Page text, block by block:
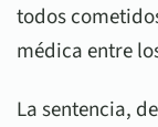
todos
médica entre
La sentencia,